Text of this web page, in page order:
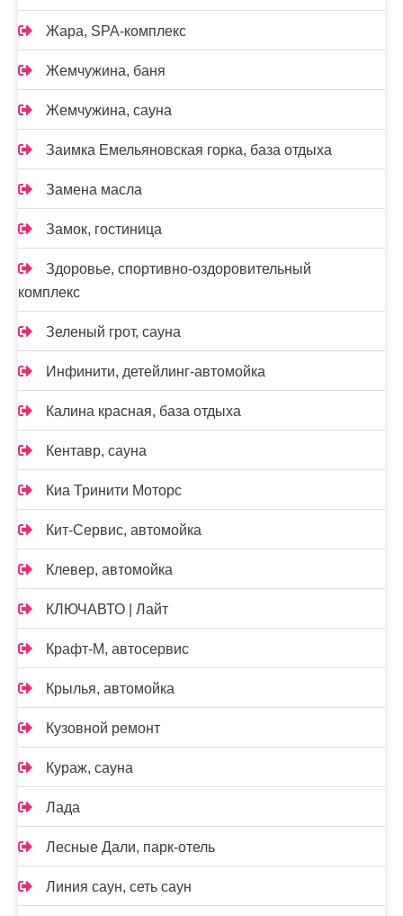
Жара, SPA-комплекс
Жемчужина, баня
Жемчужина, сауна
Заимка Емельяновская горка, база отдыха
Замена масла
Замок, гостиница
Здоровье, спортивно-оздоровительный
комплекс
Зеленый грот, сауна
Инфинити, детейлинг-автомойка
Калина красная, база отдыха
Кентавр, сауна
Киа Тринити Моторс
Кит-Сервис, автомойка
Клевер, автомойка
КЛЮЧАВТО | Лайт
Крафт-М, автосервис
Крылья, автомойка
Кузовной ремонт
Кураж, сауна
Лада
Лесные Дали, парк-отель
Линия саун, сеть саун